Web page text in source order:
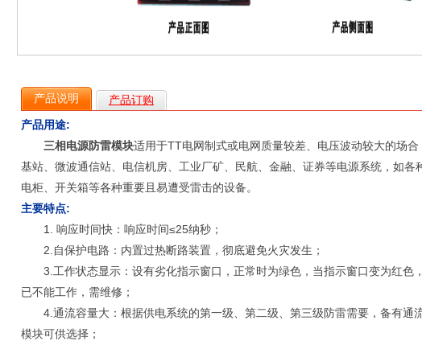
产品说明
产品订购
产品用途:
三相电源防雷模块适用于TT电网制式或电网质量较差、电压波动较大的场
基站、微波通信站、电信机房、工业厂矿、民航、金融、证券等电源系统，如各
电柜、开关箱等各种重要且易遭受雷击的设备。
主要特点:
1.
响应时间快：响应时间≤25纳秒；
2.自保护电路：内置过热断路装置，彻底避免火灾发生；
3.工作状态显示：设有劣化指示窗口，正常时为绿色，当指示窗口变为红色
已不能工作，需维修；
4.通流容量大：根据供电系统的第一级、第二级、第三级防雷需要，备有通
模块可供选择；